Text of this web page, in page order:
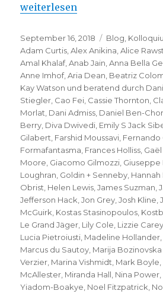
„Serpentine Galleries – Work
weiterlesen
Veröffentlicht
am
September 16, 2018 Kategorien
Blog
Adam Curtis ,Alex Anikina ,Alice
Amal Khalaf,Anab Jain ,Anna Bella
Anne Imhof,Aria Dean Beatriz
Kay Watson und beratend durch
Stiegler Cao Fei Cassie Thornton
Morlat Dani Admiss Daniel Ben-
Berry Diva Dwivedi Emily S Jack
Gilabert Farshid Moussavi Fernando
Formafantasma Frances Holliss
Moore Giacomo Gilmozzi Giuseppe
Loughran Goldin + Senneby Hannah
Obrist Helen Lewis ,James Suzman ,
Jefferson Hack ,Jon Grey ,Josh Kline ,
McGuirk Kostas Stasinopoulos
Le Grand Jäger Lily Cole Lizzie
Lucia Pietroiusti Madeline Hollander
Marcus du Sautoy Marija
Verzier Marina Vishmidt Mark Boyle
McAllester Miranda Hall Nina Power
Yiadom-Boakye Noel Fitzpatrick